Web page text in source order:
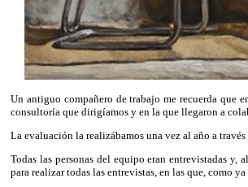
Un antiguo compañero de trabajo me recuerda que
consultoría que dirigíamos y en la que llegaron a
La evaluación la realizábamos una vez al año a
Todas las personas del equipo eran entrevistadas
para realizar todas las entrevistas, en las que, como